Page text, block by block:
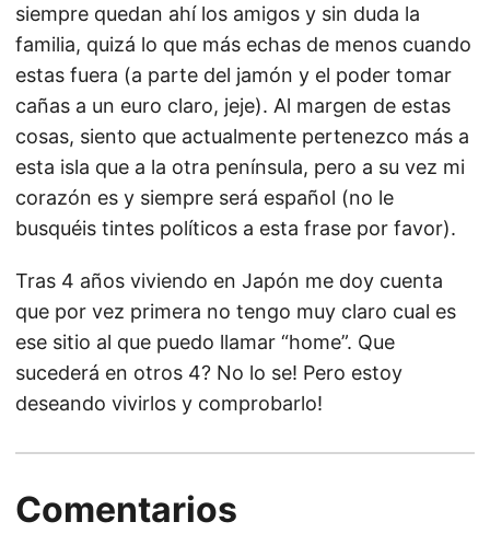
siempre quedan ahí los amigos y sin duda la
familia, quizá lo que más echas de menos cuando
estas fuera (a parte del jamón y el poder tomar
cañas a un euro claro, jeje). Al margen de estas
cosas, siento que actualmente pertenezco más a
esta isla que a la otra península, pero a su vez mi
corazón es y siempre será español (no le
busquéis tintes políticos a esta frase por favor).
Tras 4 años viviendo en Japón me doy cuenta
que por vez primera no tengo muy claro cual es
ese sitio al que puedo llamar “home”. Que
sucederá en otros 4? No lo se! Pero estoy
deseando vivirlos y comprobarlo!
Comentarios